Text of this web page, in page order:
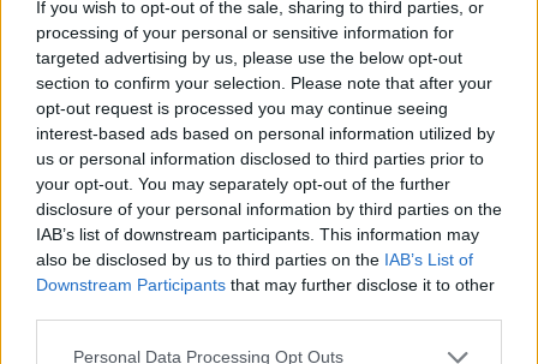
If you wish to opt-out of the sale, sharing to third parties, or
processing of your personal or sensitive information for
targeted advertising by us, please use the below opt-out
section to confirm your selection. Please note that after your
opt-out request is processed you may continue seeing
interest-based ads based on personal information utilized by
us or personal information disclosed to third parties prior to
your opt-out. You may separately opt-out of the further
disclosure of your personal information by third parties on the
IAB’s list of downstream participants. This information may
also be disclosed by us to third parties on the IAB’s List of
Downstream Participants that may further disclose it to other
Personal Data Processing Opt Outs
Stek kaken midt i ovnen ved 175°C i 20 minutter. Avkjøl kaken
i langpannen til den er helt kald. Dra så kaken forsiktig over
på en rist (eller la kaken bli i langpannen hvis du har plass til
å sette hele pannen i kjøleskapet eller har kjølerom).